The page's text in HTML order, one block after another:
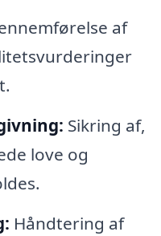
af
Sikring af,
love og
Håndtering af